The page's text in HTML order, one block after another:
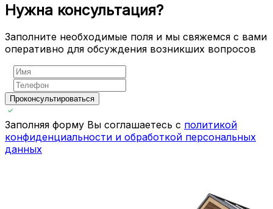
Нужна консультация?
Заполните необходимые поля и мы свяжемся с вами
оперативно для обсуждения возникших вопросов
Проконсультироваться
Заполняя форму Вы соглашаетесь с политикой
конфиденциальности и обработкой персональных
данных